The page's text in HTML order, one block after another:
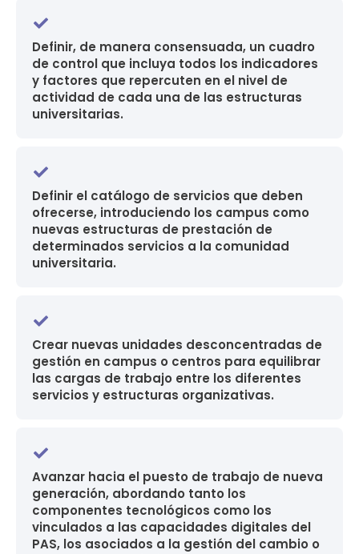
Definir, de manera consensuada, un cuadro
de control que incluya todos los indicadores
y factores que repercuten en el nivel de
actividad de cada una de las estructuras
universitarias.
Definir el catálogo de servicios que deben
ofrecerse, introduciendo los campus como
nuevas estructuras de prestación de
determinados servicios a la comunidad
universitaria.
Crear nuevas unidades desconcentradas de
gestión en campus o centros para equilibrar
las cargas de trabajo entre los diferentes
servicios y estructuras organizativas.
Avanzar hacia el puesto de trabajo de nueva
generación, abordando tanto los
componentes tecnológicos como los
vinculados a las capacidades digitales del
PAS, los asociados a la gestión del cambio o